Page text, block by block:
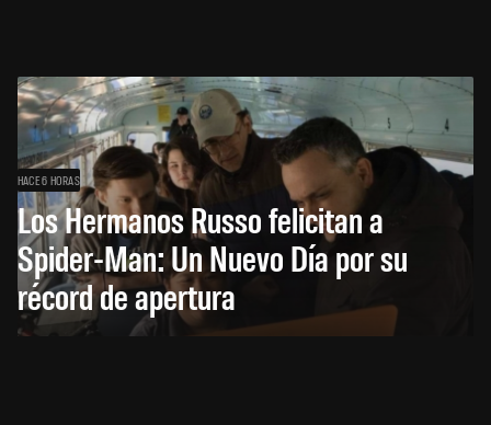
HACE 6 HORAS
Los Hermanos Russo felicitan a
Spider-Man: Un Nuevo Día por su
récord de apertura